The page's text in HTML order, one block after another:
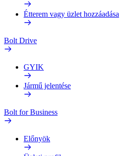
Étterem vagy üzlet hozzáadása
Bolt Drive
GYIK
Jármű jelentése
Bolt for Business
Előnyök